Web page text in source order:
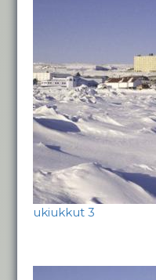
ukiukkut 3